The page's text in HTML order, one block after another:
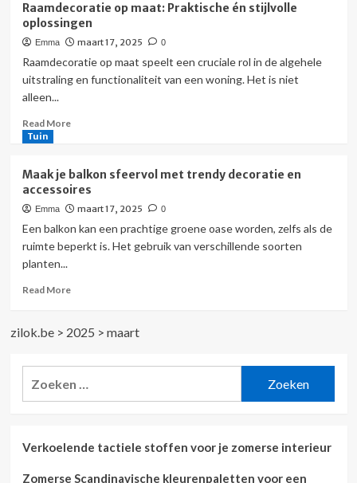
impact
van
kleur
en
materiaal
verlichtingskeuze
Raamdecoratie op maat: Praktische én stijlvolle
oplossingen
Emma maart 17, 2025 0
Raamdecoratie op maat speelt een cruciale rol in de algehele
uitstraling en functionaliteit van een woning. Het is niet
alleen...
Read MoreRead
Raamdecoratie
op
maat:
Praktische
én
stijlvolle
Tuin
Maak je balkon sfeervol met trendy decoratie en
accessoires
Emma maart 17, 2025 0
Een balkon kan een prachtige groene oase worden, zelfs als de
ruimte beperkt is. Het gebruik van verschillende soorten
planten...
Read MoreRead
Maak
balkon
accessoires
zilok.be> 2025 > maart
Verkoelende tactiele stoffen voor je zomerse interieur
Zomerse Scandinavische kleurenpaletten voor een